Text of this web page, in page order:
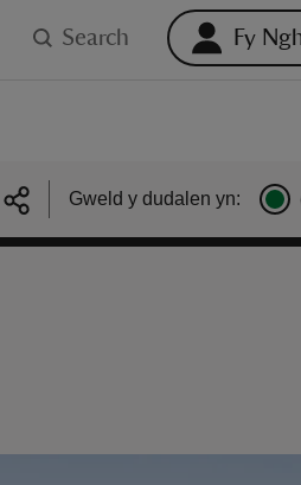
Search Fy
Gweld y dudalen yn: